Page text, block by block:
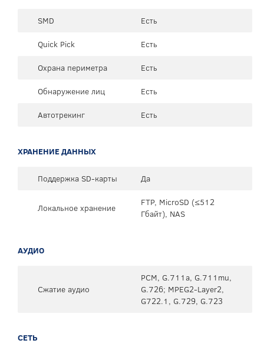
SMD
Есть
Quick Pick
Есть
Охрана периметра
Есть
Обнаружение лиц
Есть
Автотрекинг
Есть
ХРАНЕНИЕ ДАННЫХ
Поддержка SD-карты Да
Локальное хранение
FTP, MicroSD (≤512
Гбайт), NAS
АУДИО
Сжатие аудио
PCM, G.711a, G.711mu,
G.726; MPEG2-Layer2,
G722.1, G.729, G.723
СЕТЬ